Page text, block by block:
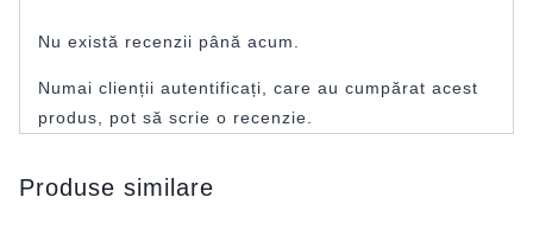
Nu există recenzii până acum.
Numai clienții autentificați, care au cumpărat acest
produs, pot să scrie o recenzie.
Produse similare